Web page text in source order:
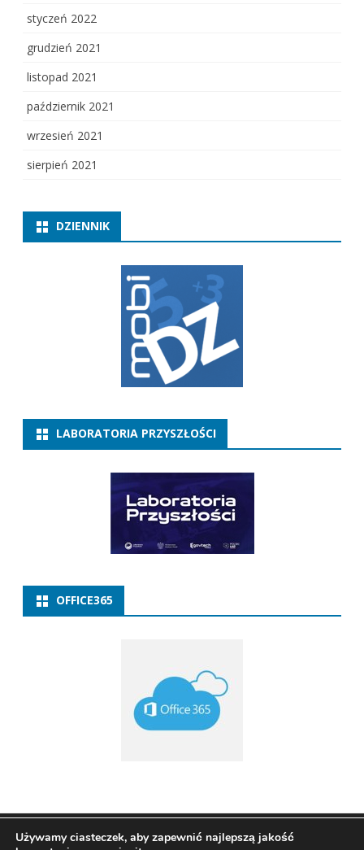
styczeń 2022
grudzień 2021
listopad 2021
październik 2021
wrzesień 2021
sierpień 2021
DZIENNIK
LABORATORIA PRZYSZŁOŚCI
OFFICE365
Copyright 2021 ZSP w Baborowie Ribosome
Używamy ciasteczek, aby zapewnić najlepszą jakość